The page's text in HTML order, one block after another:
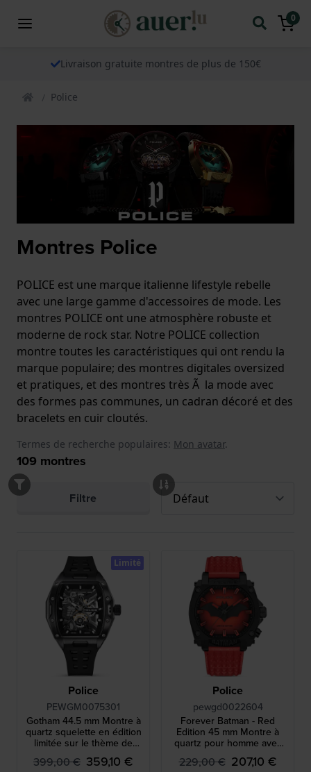
0
Livraison gratuite montres de plus de 150€
Police
Montres Police
POLICE est une marque italienne lifestyle rebelle
avec une large gamme d'accessoires de mode. Les
montres POLICE ont une atmosphère robuste et
moderne de rock star. Notre POLICE collection
montre toutes les caractéristiques qui ont rendu la
marque populaire; des montres digitales oversized
et pratiques, et des montres très Ã la mode avec
des formes pas communes, un cadran décoré et des
bracelets en cuir cloutés.
Termes de recherche populaires: Mon avatar.
109 montres
Filtre
Police
PEWGM0075301
Gotham 44.5 mm Montre à
quartz squelette en édition
limitée sur le thème de
Batman
399,00 € 359,10 €
Limité
Police
pewgd0022604
Forever Batman - Red
Edition 45 mm Montre à
quartz pour homme avec
rétroéclairage rouge
229,00 € 207,10 €